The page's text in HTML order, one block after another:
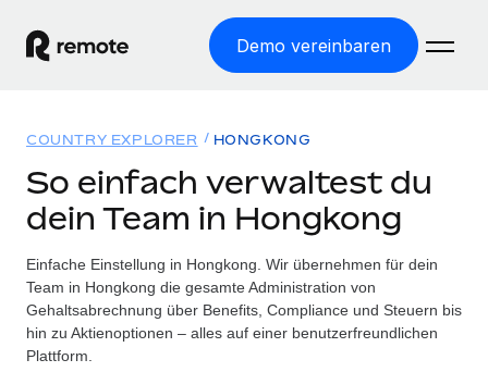
Demo vereinbaren
WELTWEITE BESCHÄFTIGUNG
Globale Payroll
Einfache, rechtssicher Payroll
Employer of Record
Weltweites Wachstum ohne Kosten für Niederlassungen
Lösungen
WELTWEITE ABDECKUNG
Country Explorer
Länderspezifische Unterstützung bei der Einstellung
Ressourcen
TOOLS UND RECHNER
Scheinselbstständigkeitsrisiko berechnen
Preise
COUNTRY EXPLORER HONGKONG
So einfach verwaltest du
dein Team in Hongkong
Einfache Einstellung in Hongkong. Wir übernehmen für dein
Team in Hongkong die gesamte Administration von
Gehaltsabrechnung über Benefits, Compliance und Steuern bis
hin zu Aktienoptionen – alles auf einer benutzerfreundlichen
Plattform.